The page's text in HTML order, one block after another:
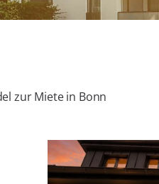
zur Miete in Bonn